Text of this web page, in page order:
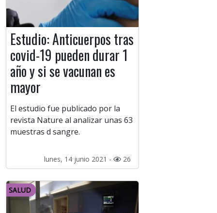
Estudio: Anticuerpos tras
covid-19 pueden durar 1
año y si se vacunan es
mayor
El estudio fue publicado por la
revista Nature al analizar unas 63
muestras d sangre.
lunes, 14 junio 2021 - 26
SALUD